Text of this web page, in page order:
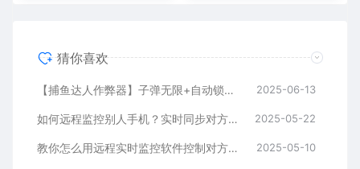
猜你喜欢
【捕鱼达人作弊器】子弹无限+自动锁定BOSS鱼，金币爆仓 2025-06-13
如何远程监控别人手机？实时同步对方手机方法推荐 2025-05-22
教你怎么用远程实时监控软件控制对方手机屏幕 2025-05-10